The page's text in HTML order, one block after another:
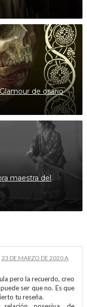
de osario
maestra del
23 DE MARZO DE 2020 A
pero la recuerdo, creo
ser que no. Es que
tu reseña.